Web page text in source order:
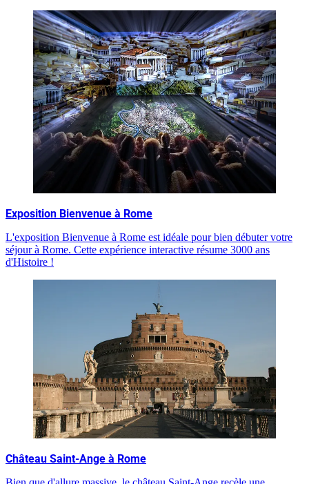
Exposition Bienvenue à Rome
L'exposition Bienvenue à Rome est idéale pour bien débuter votre
séjour à Rome. Cette expérience interactive résume 3000 ans
d'Histoire !
Château Saint-Ange à Rome